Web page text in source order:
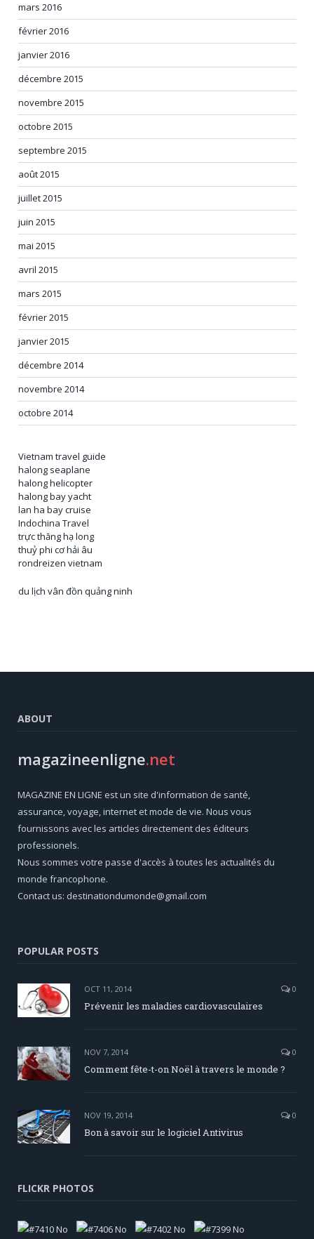
mars 2016
février 2016
janvier 2016
décembre 2015
novembre 2015
octobre 2015
septembre 2015
août 2015
juillet 2015
juin 2015
mai 2015
avril 2015
mars 2015
février 2015
janvier 2015
décembre 2014
novembre 2014
octobre 2014
Vietnam travel guide
halong seaplane
halong helicopter
halong bay yacht
lan ha bay cruise
Indochina Travel
trực thăng hạ long
thuỷ phi cơ hải âu
rondreizen vietnam
du lịch vân đồn quảng ninh
ABOUT
magazineenligne.net
MAGAZINE EN LIGNE est un site d'information de santé,
assurance, voyage, internet et mode de vie. Nous vous
fournissons avec les articles directement des éditeurs
professionels.
Nous sommes votre passe d'accès à toutes les actualités du
monde francophone.
Contact us: destinationdumonde@gmail.com
POPULAR POSTS
OCT 11, 2014 0
Prévenir les maladies cardiovasculaires
NOV 7, 2014 0
Comment fête-t-on Noël à travers le monde ?
NOV 19, 2014 0
Bon à savoir sur le logiciel Antivirus
FLICKR PHOTOS